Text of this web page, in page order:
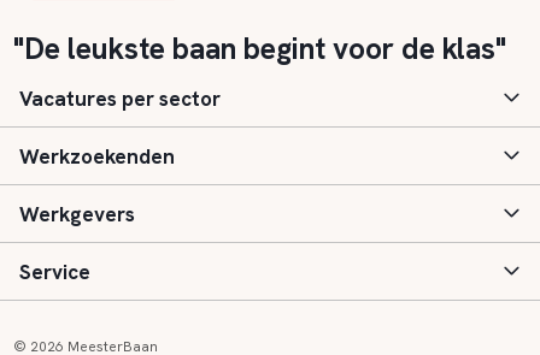
"De leukste baan begint voor de klas"
Vacatures per sector
Basisonderwijs
Speciaal (basis) onderwijs
Voortgezet onderwijs
Werkzoekenden
Aanmelden
Vacatures
Werkgevers
Inloggen
Service
© 2026 MeesterBaan